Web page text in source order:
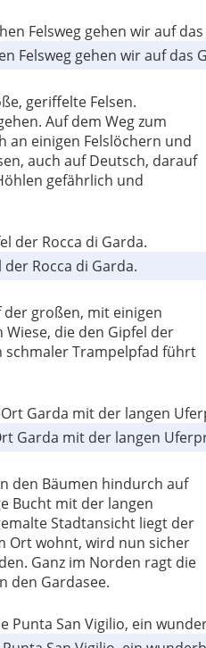
Felsweg gehen wir auf das
geriffelte Felsen.
Auf dem Weg zum
an einigen Felslöchern und
auch auf Deutsch, darauf
gefährlich und
Rocca di Garda.
großen, mit einigen
die den Gipfel der
schmaler Trampelpfad führt
Garda mit der langen
den Bäumen hindurch auf
Bucht mit der langen
Stadtansicht liegt der
Ort wohnt, wird nun sicher
Ganz im Norden ragt die
den Gardasee.